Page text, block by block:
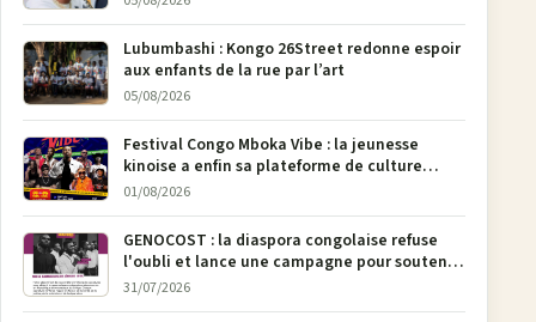
Lubumbashi : Kongo 26Street redonne espoir
aux enfants de la rue par l’art
05/08/2026
Festival Congo Mboka Vibe : la jeunesse
kinoise a enfin sa plateforme de culture
urbaine
01/08/2026
GENOCOST : la diaspora congolaise refuse
l'oubli et lance une campagne pour soutenir
la pétition FONAREV depuis Bruxelles
31/07/2026